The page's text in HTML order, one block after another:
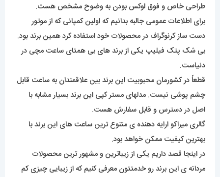
طراحی خاص و فوق لوکس بودن به وضوح مشخص هست.
برای اطلاعات عمومی جالبه بدانیم که اولین کمپانی که از موتور
دست ساز کرنوگراف در محصولات خود استفاده کرد همین برند بود.
بی شک پتک فیلیپ یکی از برند های بی همتای ساعت مچی در
دنیاست.
قطعاً در کشورمان محبوبیت این برند بین علاقمندان به ساعت قابل
چشم پوشی نیست. مدلهای مستر کپی این برند بسیار مشابه با
اصل در دسترس و قابل سفارش هست.
گالری میراکو ارایه دهنده ی متنوع ترین ساعت های این برند با
بهترین کیفیت ممکن خواهد بود.
در اینجا قصد داریم یکی از زیباترین و مشهور ترین محصولات
مردانه ی این برند رو خدمتتون معرفی کنیم که از زیبایی چیزی کم